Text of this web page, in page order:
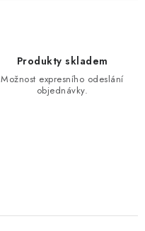
Produkty skladem
Možnost expresního odeslání
objednávky.